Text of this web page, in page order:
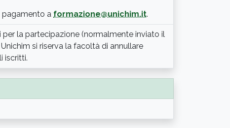
pagamento a formazione@unichim.it.
la partecipazione (normalmente inviato il
si riserva la facoltà di annullare
iscritti.